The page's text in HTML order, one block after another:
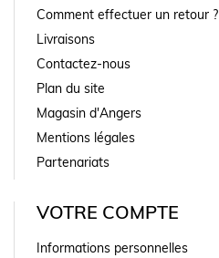
Comment effectuer un retour ?
Livraisons
Contactez-nous
Plan du site
Magasin d'Angers
Mentions légales
Partenariats
VOTRE COMPTE
Informations personnelles